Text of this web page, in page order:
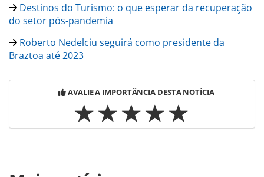
Destinos do Turismo: o que esperar da recuperação
do setor pós-pandemia
Roberto Nedelciu seguirá como presidente da
Braztoa até 2023
AVALIE A IMPORTÂNCIA DESTA NOTÍCIA